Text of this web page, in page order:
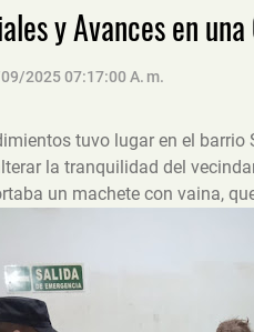
y Avances en
2025 07:17:00 A. M.
tuvo lugar en el
la tranquilidad del
un machete con vaina,